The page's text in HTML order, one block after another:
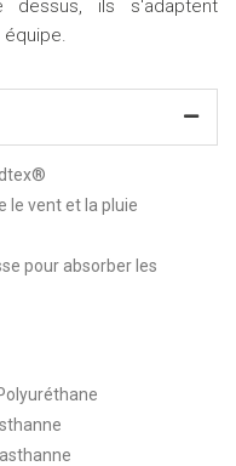
dessus, ils s'adaptent
le vent et la pluie
pour absorber les